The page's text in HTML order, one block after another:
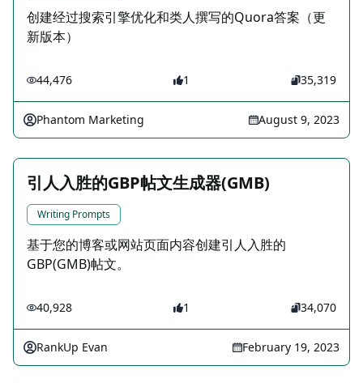
创建经过搜索引擎优化和类人撰写的Quora答案（更
新版本）
44,476 1 35,319
Phantom Marketing August 9, 2023
引人入胜的GBP帖文生成器(GMB)
Writing Prompts
基于您的博客或网站页面内容创建引人入胜的
GBP(GMB)帖文。
40,928 1 34,070
RankUp Evan February 19, 2023